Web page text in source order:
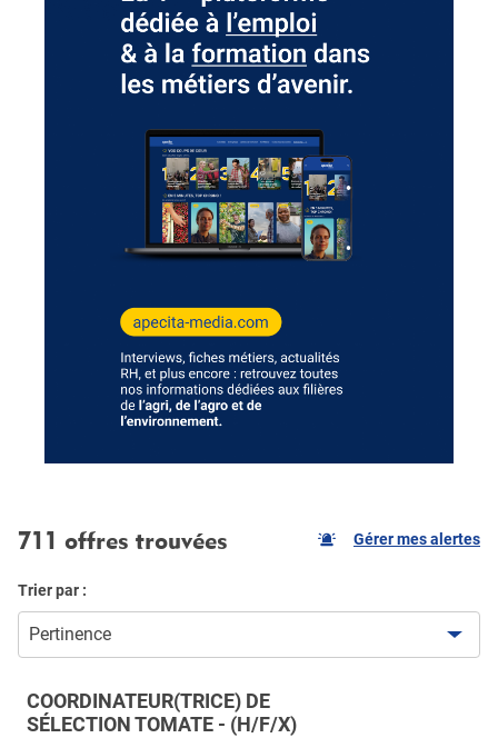
711 offres trouvées Gérer mes alertes
Trier par :
Pertinence
COORDINATEUR(TRICE) DE
SÉLECTION TOMATE - (H/F/X)